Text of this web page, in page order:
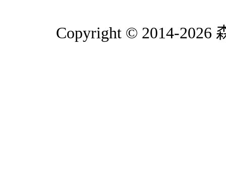
Copyright © 2014-2026